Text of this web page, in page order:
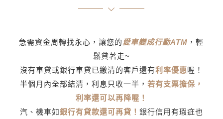
急需資金周轉找永心，讓您的愛車變成行動ATM ，輕
鬆貸著走~
沒有車貸或銀行車貸已繳清的客戶還有利率優惠喔！
半個月內全部結清，利息只收一半， 若有支票擔保，
利率還可以再降喔！
汽、機車如銀行有貸款還可再貸！ 銀行信用有瑕疵也